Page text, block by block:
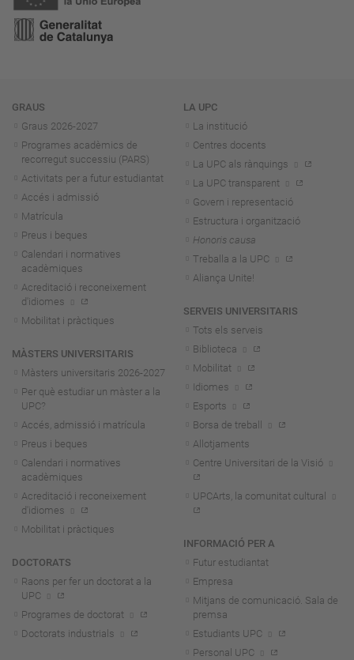
Navegació
GRAUS
Graus 2026-2027
Programes acadèmics de
recorregut successiu (PARS)
Activitats per a futur estudiantat
Accés i admissió
Matrícula
Preus i beques
Calendari i normatives
acadèmiques
Acreditació i reconeixement
d'idiomes
Mobilitat i pràctiques
MÀSTERS UNIVERSITARIS
Màsters universitaris 2026-2027
Per què estudiar un màster a la
UPC?
Accés, admissió i matrícula
Preus i beques
Calendari i normatives
acadèmiques
Acreditació i reconeixement
d'idiomes
Mobilitat i pràctiques
DOCTORATS
Raons per fer un doctorat a la
UPC
Programes de doctorat
Doctorats industrials
LA UPC
La institució
Centres docents
La UPC als rànquings
La UPC transparent
Govern i representació
Estructura i organització
Honoris causa
Treballa a la UPC
Aliança Unite!
SERVEIS UNIVERSITARIS
Tots els serveis
Biblioteca
Mobilitat
Idiomes
Esports
Borsa de treball
Allotjaments
Centre Universitari de la Visió
UPCArts, la comunitat cultural
INFORMACIÓ PER A
Futur estudiantat
Empresa
Mitjans de comunicació. Sala de
premsa
Estudiants UPC
Personal UPC